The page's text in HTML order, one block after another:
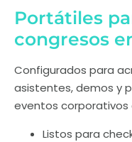
Portátiles
congresos
Configurados para
asistentes, demos y
eventos corporativos
Listos para